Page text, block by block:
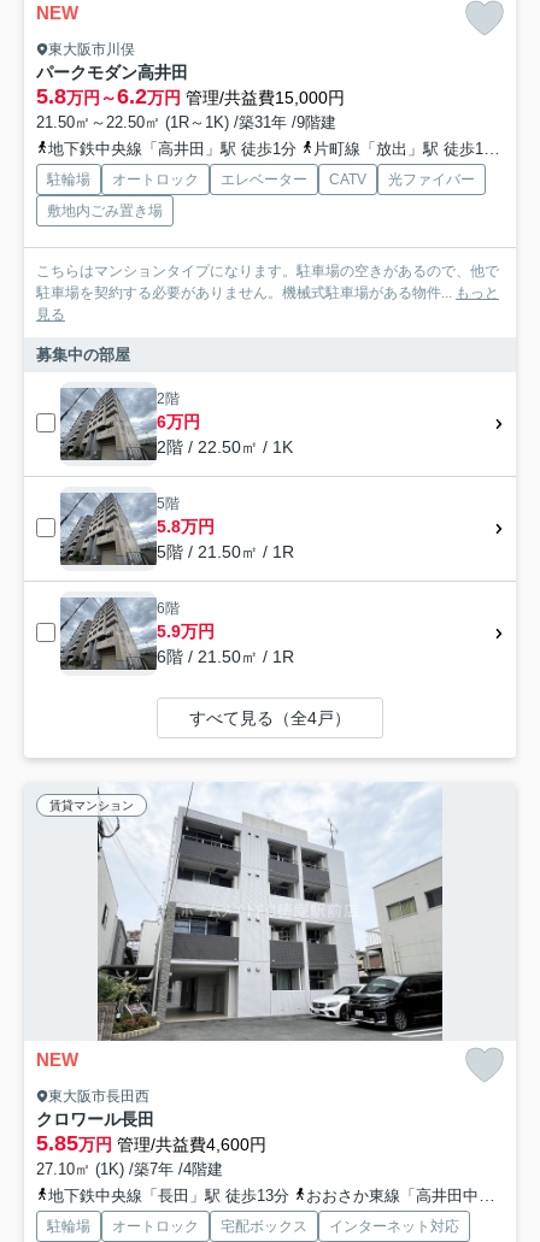
NEW
東大阪市川俣
パークモダン高井田
5.8万円～6.2万円 管理/共益費15,000円
21.50㎡～22.50㎡ (1R～1K) /築31年 /9階建
地下鉄中央線「高井田」駅 徒歩1分
片町線「放出」駅 徒歩18分
駐輪場 オートロック エレベーター CATV
光ファイバー
敷地内ごみ置き場
こちらはマンションタイプになります。駐車場の空きがあるので、他で
駐車場を契約する必要がありません。機械式駐車場がある物件... もっと
見る
募集中の部屋
2階
6万円
2階 / 22.50㎡ / 1K
5階
5.8万円
5階 / 21.50㎡ / 1R
6階
5.9万円
6階 / 21.50㎡ / 1R
すべて見る（全4戸）
賃貸マンション
NEW
東大阪市長田西
クロワール長田
5.85万円 管理/共益費4,600円
27.10㎡ (1K) /築7年 /4階建
地下鉄中央線「長田」駅 徒歩13分
おおさか東線「高井田中央」駅 徒歩15分
駐輪場 オートロック 宅配ボックス
インターネット対応